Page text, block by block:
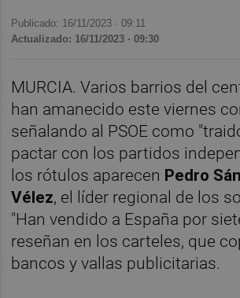
Publicado: 16/11/2023 ·09:11
Actualizado: 16/11/2023 · 09:30
MURCIA. Varios barrios del
han amanecido este viernes
señalando al PSOE como
pactar con los partidos
los rótulos aparecen Pedro
Vélez, el líder regional de los
"Han vendido a España por
reseñan en los carteles, que
bancos y vallas publicitarias.